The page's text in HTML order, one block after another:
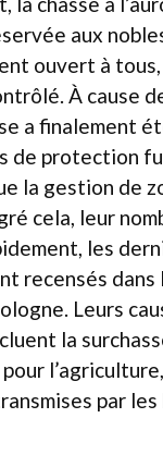
aux
ouvert à tous,
À cause
a finalement
de protection
la gestion de
cela, leur
les
recensés
Leurs
la
par